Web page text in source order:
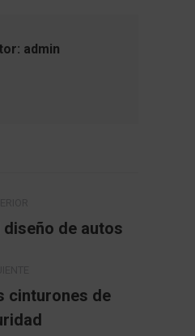
admin
Publicaciónde autos
Publicación
siguiente:
cinturones de